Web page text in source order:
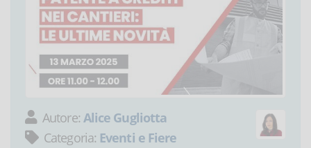
Autore: Alice Gugliotta
Categoria: Eventi e Fiere